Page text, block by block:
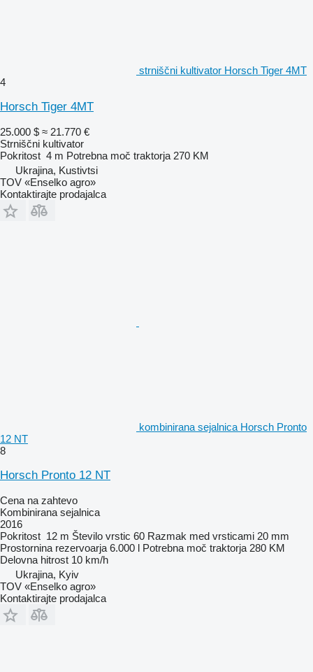
strniščni kultivator Horsch Tiger 4MT
4
Horsch Tiger 4MT
25.000 $ ≈ 21.770 €
Strniščni kultivator
Pokritost 4 m Potrebna moč traktorja 270 KM
Ukrajina, Kustivtsi
TOV «Enselko agro»
Kontaktirajte prodajalca
kombinirana sejalnica Horsch Pronto
12 NT
8
Horsch Pronto 12 NT
Cena na zahtevo
Kombinirana sejalnica
2016
Pokritost 12 m Število vrstic 60 Razmak med vrsticami 20 mm
Prostornina rezervoarja 6.000 l Potrebna moč traktorja 280 KM
Delovna hitrost 10 km/h
Ukrajina, Kyiv
TOV «Enselko agro»
Kontaktirajte prodajalca